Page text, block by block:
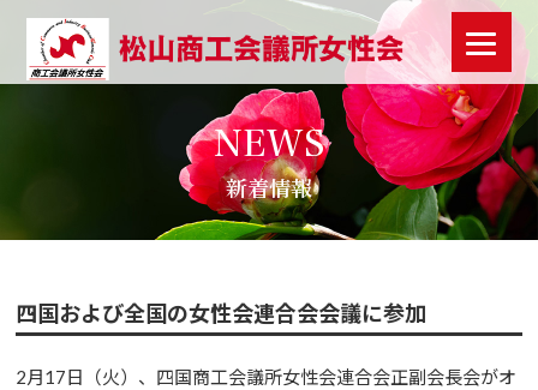
NEWS
新着情報
四国および全国の女性会連合会会議に参加
2月17日（火）、四国商工会議所女性会連合会正副会長会がオ